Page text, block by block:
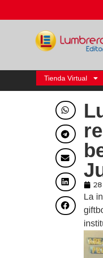
Tienda Virtual
La